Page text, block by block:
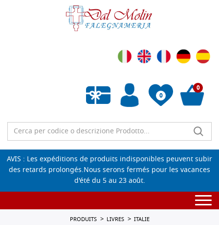
0
Liste de souhaits vide
0
AVIS : Les expéditions de produits indisponibles peuvent subir
des retards prolongés.Nous serons fermés pour les vacances
d'été du 5 au 23 août.
PRODUITS LIVRES ITALIE